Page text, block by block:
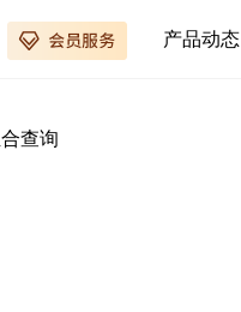
产品动态
查询